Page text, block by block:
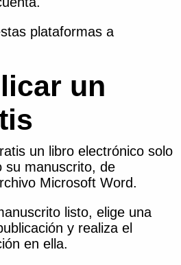
plataformas a
un
un libro electrónico solo
su manuscrito, de
Microsoft Word.
listo, elige una
y realiza el
en ella.